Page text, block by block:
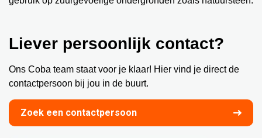
Liever persoonlijk contact?
Ons Coba team staat voor je klaar! Hier vind je direct de
contactpersoon bij jou in de buurt.
Zoek een contactpersoon